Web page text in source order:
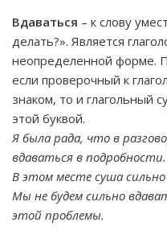
Вдаваться – к слову
делать?». Является
неопределенной форме.
если проверочный к
знаком, то и глагольный
этой буквой.
Я была рада, что в
вдаваться в подробности.
В этом месте суша
Мы не будем сильно
этой проблемы.